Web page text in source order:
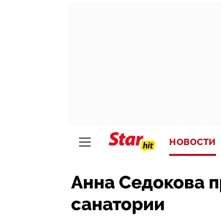
НОВОСТИ
Анна Седокова
санатории